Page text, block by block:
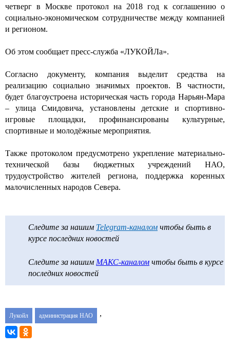
четверг в Москве протокол на 2018 год к соглашению о
социально-экономическом сотрудничестве между компанией
и регионом.
Об этом сообщает пресс-служба «ЛУКОЙЛа».
Согласно документу, компания выделит средства на
реализацию социально значимых проектов. В частности,
будет благоустроена историческая часть города Нарьян-Мара
– улица Смидовича, установлены детские и спортивно-
игровые площадки, профинансированы культурные,
спортивные и молодёжные мероприятия.
Также протоколом предусмотрено укрепление материально-
технической базы бюджетных учреждений НАО,
трудоустройство жителей региона, поддержка коренных
малочисленных народов Севера.
Следите за нашим Telegram-каналом чтобы быть в
курсе последних новостей
Следите за нашим МАКС-каналом чтобы быть в курсе
последних новостей
Лукойл ,
администрация НАО